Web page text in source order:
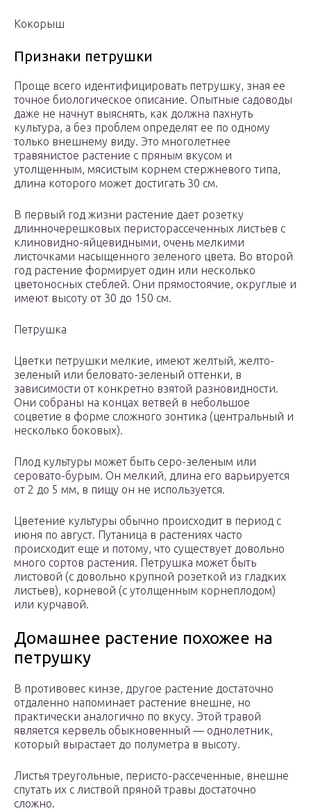
Кокорыш
Признаки петрушки
Проще всего идентифицировать петрушку, зная ее
точное биологическое описание. Опытные садоводы
даже не начнут выяснять, как должна пахнуть
культура, а без проблем определят ее по одному
только внешнему виду. Это многолетнее
травянистое растение с пряным вкусом и
утолщенным, мясистым корнем стержневого типа,
длина которого может достигать 30 см.
В первый год жизни растение дает розетку
длинночерешковых перисторассеченных листьев с
клиновидно-яйцевидными, очень мелкими
листочками насыщенного зеленого цвета. Во второй
год растение формирует один или несколько
цветоносных стеблей. Они прямостоячие, округлые и
имеют высоту от 30 до 150 см.
Петрушка
Цветки петрушки мелкие, имеют желтый, желто-
зеленый или беловато-зеленый оттенки, в
зависимости от конкретно взятой разновидности.
Они собраны на концах ветвей в небольшое
соцветие в форме сложного зонтика (центральный и
несколько боковых).
Плод культуры может быть серо-зеленым или
серовато-бурым. Он мелкий, длина его варьируется
от 2 до 5 мм, в пищу он не используется.
Цветение культуры обычно происходит в период с
июня по август. Путаница в растениях часто
происходит еще и потому, что существует довольно
много сортов растения. Петрушка может быть
листовой (с довольно крупной розеткой из гладких
листьев), корневой (с утолщенным корнеплодом)
или курчавой.
Домашнее растение похожее на
петрушку
В противовес кинзе, другое растение достаточно
отдаленно напоминает растение внешне, но
практически аналогично по вкусу. Этой травой
является кервель обыкновенный — однолетник,
который вырастает до полуметра в высоту.
Листья треугольные, перисто-рассеченные, внешне
спутать их с листвой пряной травы достаточно
сложно.